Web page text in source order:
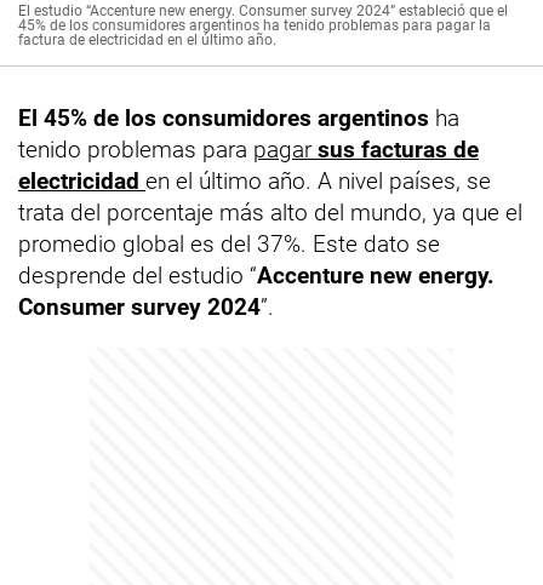
El estudio “Accenture new energy. Consumer survey 2024” estableció que el
45% de los consumidores argentinos ha tenido problemas para pagar la
factura de electricidad en el último año.
El 45% de los consumidores argentinos ha
tenido problemas para pagar sus facturas de
electricidad en el último año. A nivel países, se
trata del porcentaje más alto del mundo, ya que el
promedio global es del 37%. Este dato se
desprende del estudio “Accenture new energy.
Consumer survey 2024”.